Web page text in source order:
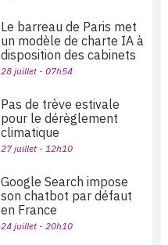
Le barreau de Paris met
un modèle de charte IA à
disposition des cabinets
28 juillet - 07h54
Pas de trève estivale
pour le dérèglement
climatique
27 juillet - 12h10
Google Search impose
son chatbot par défaut
en France
24 juillet - 20h10